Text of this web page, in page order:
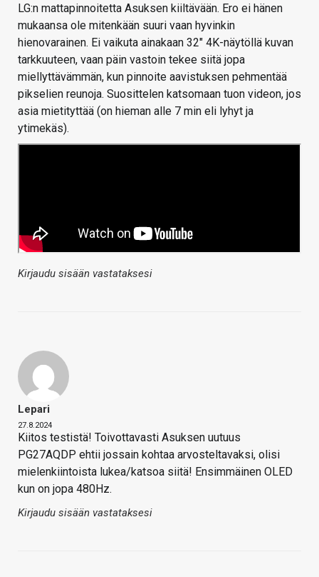
LG:n mattapinnoitetta Asuksen kiiltävään. Ero ei hänen
mukaansa ole mitenkään suuri vaan hyvinkin
hienovarainen. Ei vaikuta ainakaan 32" 4K-näytöllä kuvan
tarkkuuteen, vaan päin vastoin tekee siitä jopa
miellyttävämmän, kun pinnoite aavistuksen pehmentää
pikselien reunoja. Suosittelen katsomaan tuon videon, jos
asia mietityttää (on hieman alle 7 min eli lyhyt ja
ytimekäs).
Kirjaudu sisään vastataksesi
Lepari
27.8.2024
Kiitos testistä! Toivottavasti Asuksen uutuus
PG27AQDP ehtii jossain kohtaa arvosteltavaksi, olisi
mielenkiintoista lukea/katsoa siitä! Ensimmäinen OLED
kun on jopa 480Hz.
Kirjaudu sisään vastataksesi